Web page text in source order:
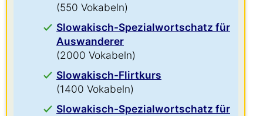
(550 Vokabeln)
Slowakisch-Spezialwortschatz für
Auswanderer
(2000 Vokabeln)
Slowakisch-Flirtkurs
(1400 Vokabeln)
Slowakisch-Spezialwortschatz für